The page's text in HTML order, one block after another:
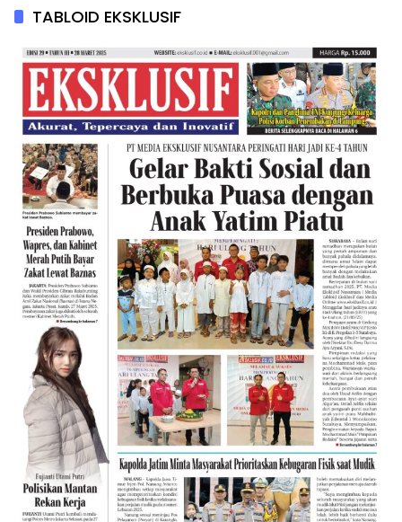
TABLOID EKSKLUSIF